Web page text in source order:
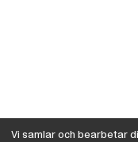
Vi samlar och bearbetar